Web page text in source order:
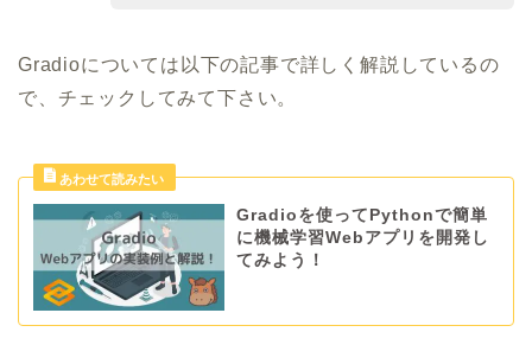
Gradioについては以下の記事で詳しく解説しているの
で、チェックしてみて下さい。
Gradioを使ってPythonで簡単
に機械学習Webアプリを開発し
てみよう！